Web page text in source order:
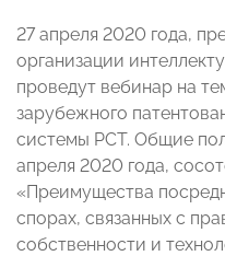
27 апреля 2020 года,
организации
проведут вебинар на
зарубежного
системы РСТ. Общие
апреля 2020 года,
«Преимущества
спорах, связанных с
собственности и